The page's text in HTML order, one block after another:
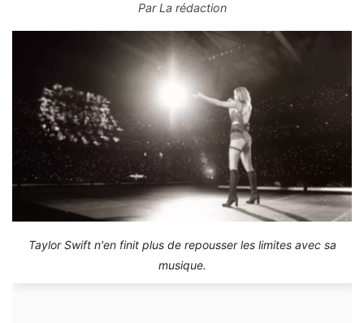
ParLa rédaction
Taylor Swift n'en finit plus de repousser les limites avec sa
musique.